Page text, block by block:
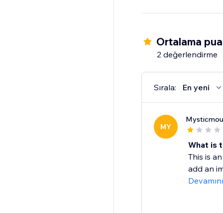
Ortalama
2 değerlendirme
Sırala: En yeni
MY
What is
This is
add an